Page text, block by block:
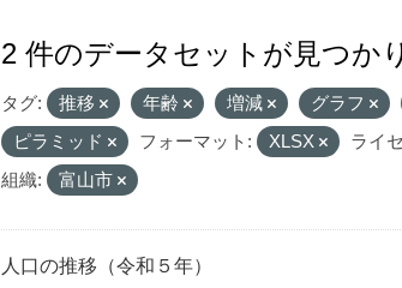
2 件のデータセットが見つか
タグ: 推移 年齢 増減 グラフ
ピラミッド
フォーマット: XLSX ライ
組織:
富山市
人口の推移（令和５年）